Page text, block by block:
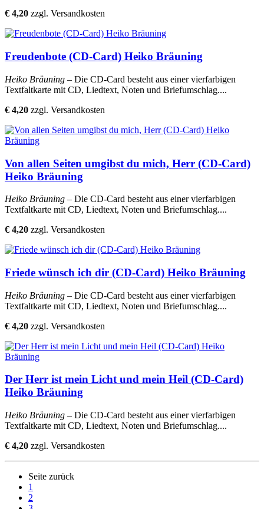
€ 4,20 zzgl. Versandkosten
Freudenbote (CD-Card) Heiko Bräuning
Heiko Bräuning – Die CD-Card besteht aus einer vierfarbigen
Textfaltkarte mit CD, Liedtext, Noten und Briefumschlag....
€ 4,20 zzgl. Versandkosten
Von allen Seiten umgibst du mich, Herr (CD-Card)
Heiko Bräuning
Heiko Bräuning – Die CD-Card besteht aus einer vierfarbigen
Textfaltkarte mit CD, Liedtext, Noten und Briefumschlag....
€ 4,20 zzgl. Versandkosten
Friede wünsch ich dir (CD-Card) Heiko Bräuning
Heiko Bräuning – Die CD-Card besteht aus einer vierfarbigen
Textfaltkarte mit CD, Liedtext, Noten und Briefumschlag....
€ 4,20 zzgl. Versandkosten
Der Herr ist mein Licht und mein Heil (CD-Card)
Heiko Bräuning
Heiko Bräuning – Die CD-Card besteht aus einer vierfarbigen
Textfaltkarte mit CD, Liedtext, Noten und Briefumschlag....
€ 4,20 zzgl. Versandkosten
Seite zurück
1
2